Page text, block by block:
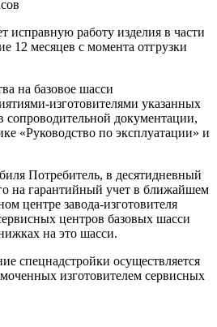
исправную работу изделия в части
12 месяцев с момента отгрузки
на базовое шасси
изготовителями указанных
сопроводительной документации,
«Руководство по эксплуатации» и
Потребитель, в десятидневный
на гарантийный учет в ближайшем
центре завода-изготовителя
центров базовых шасси
на это шасси.
спецнадстройки осуществляется
изготовителем сервисных